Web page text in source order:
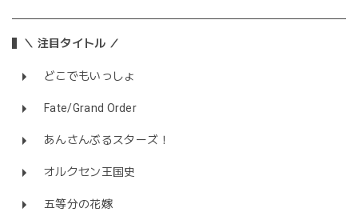
＼ 注目タイトル ／
どこでもいっしょ
Fate/Grand Order
あんさんぶるスターズ！
オルクセン王国史
五等分の花嫁